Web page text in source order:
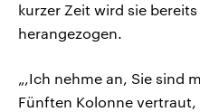
kurzer Zeit wird sie
herangezogen.
„,Ich nehme an, Sie sind
Fünften Kolonne vertraut,